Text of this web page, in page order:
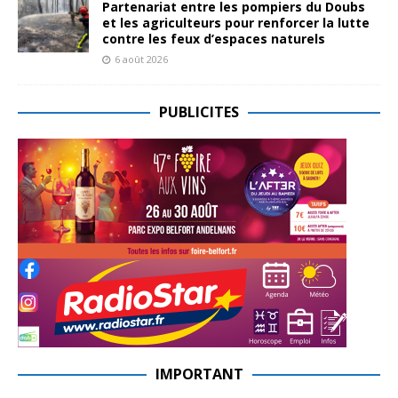
Partenariat entre les pompiers du Doubs
et les agriculteurs pour renforcer la lutte
contre les feux d’espaces naturels
6 août 2026
PUBLICITES
IMPORTANT